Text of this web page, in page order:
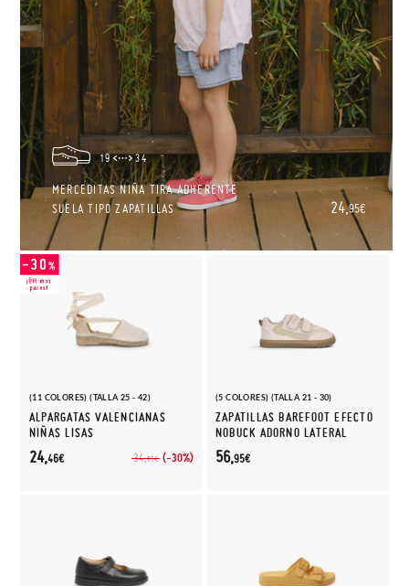
19 34
MERCEDITAS NIÑA TIRA ADHERENTE
SUELA TIPO ZAPATILLAS
24,95€
(11 COLORES) (TALLA 25 - 42)
ALPARGATAS VALENCIANAS
NIÑAS LISAS
34,95€ (-30%)
24,46€
(5 COLORES) (TALLA 21 - 30)
ZAPATILLAS BAREFOOT EFECTO
NOBUCK ADORNO LATERAL
56,95€